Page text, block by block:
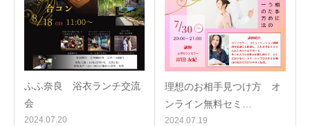
ふふ奈良 浴衣ランチ交流
会
2024.07.20
理想のお相手見つけ方 オ
ンライン無料セミ…
2024.07.19